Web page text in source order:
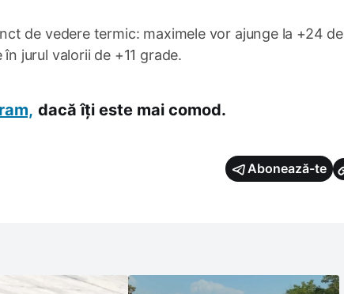
de vedere termic: maximele vor ajunge la +24 de
jurul valorii de +11 grade.
dacă îți este mai comod.
Abonează-te